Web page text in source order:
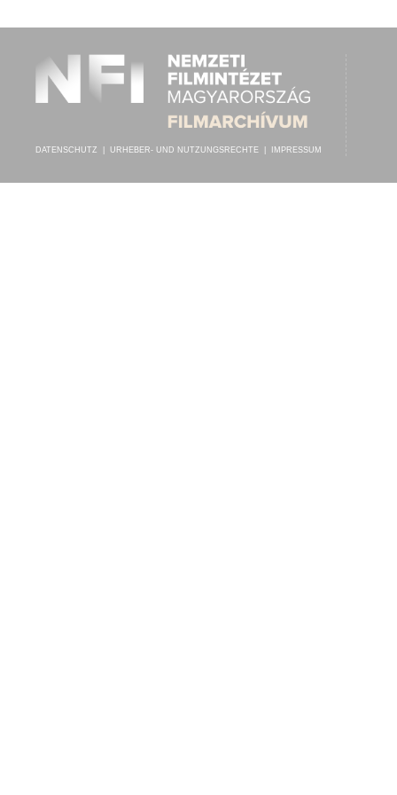
INTERPRET: ISMERETLEN SZÍNÉSZEK,ISMERETLEN ZENEKAR
DATENSCHUTZ URHEBER- UND NUTZUNGSRECHTE IMPRESSUM